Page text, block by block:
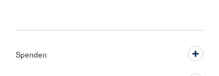
Spenden